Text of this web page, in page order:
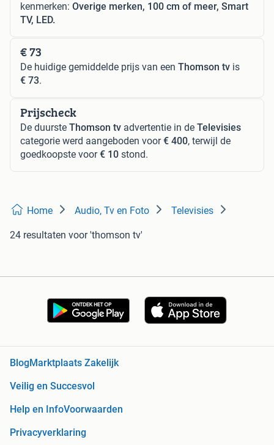
kenmerken: Overige merken, 100 cm of meer, Smart
TV, LED.
€ 73
De huidige gemiddelde prijs van een Thomson tv is
€ 73.
Prijscheck
De duurste Thomson tv advertentie in de Televisies
categorie werd aangeboden voor€ 400, terwijl de
goedkoopste voor€ 10 stond.
Home Audio, Tv en Foto Televisies
24 resultaten voor 'thomson tv'
Blog Marktplaats Zakelijk
Veilig en Succesvol
Help en InfoVoorwaarden
Privacyverklaring